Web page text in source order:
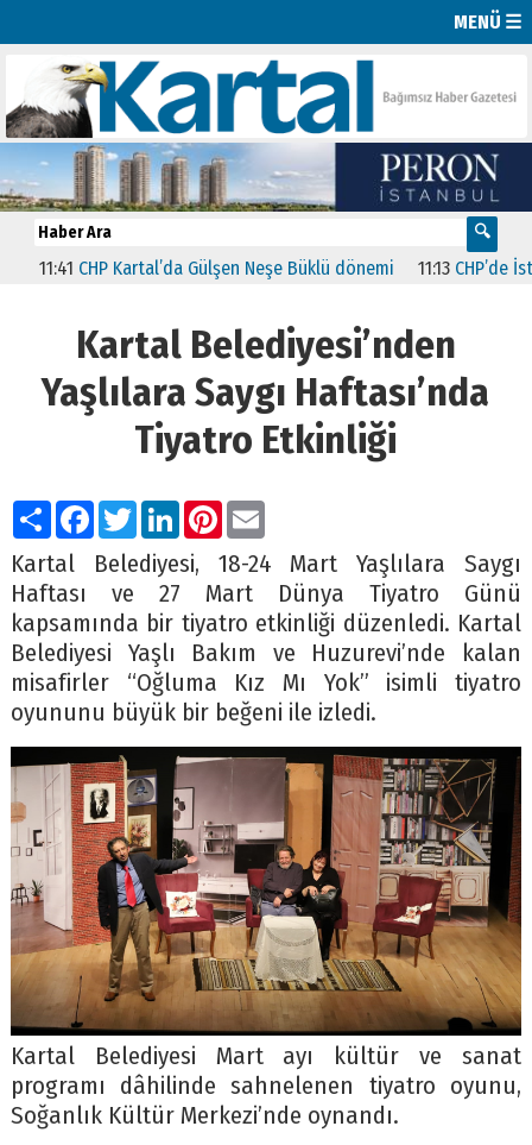
MENÜ ☰
CHP Kartal’da Gülşen Neşe Büklü dönemi 11:13 CHP’de
Kartal Belediyesi’nden
Yaşlılara Saygı Haftası’nda
Tiyatro Etkinliği
PaylaşFacebook
TwitterLinkedIn
Pinterest
Email
Kartal Belediyesi, 18-24 Mart Yaşlılara Saygı
Haftası ve 27 Mart Dünya Tiyatro Günü
kapsamında bir tiyatro etkinliği düzenledi. Kartal
Belediyesi Yaşlı Bakım ve Huzurevi’nde kalan
misafirler “Oğluma Kız Mı Yok” isimli tiyatro
oyununu büyük bir beğeni ile izledi.
Kartal Belediyesi Mart ayı kültür ve sanat
programı dâhilinde sahnelenen tiyatro oyunu,
Soğanlık Kültür Merkezi’nde oynandı.